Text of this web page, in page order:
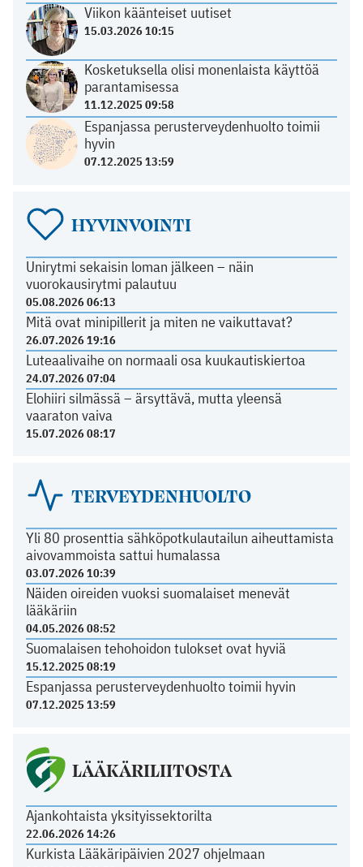
Viikon käänteiset uutiset
15.03.2026 10:15
Kosketuksella olisi monenlaista käyttöä
parantamisessa
11.12.2025 09:58
Espanjassa perusterveydenhuolto toimii
hyvin
07.12.2025 13:59
HYVINVOINTI
Unirytmi sekaisin loman jälkeen – näin
vuorokausirytmi palautuu
05.08.2026 06:13
Mitä ovat minipillerit ja miten ne vaikuttavat?
26.07.2026 19:16
Luteaalivaihe on normaali osa kuukautiskiertoa
24.07.2026 07:04
Elohiiri silmässä – ärsyttävä, mutta yleensä
vaaraton vaiva
15.07.2026 08:17
TERVEYDENHUOLTO
Yli 80 prosenttia sähköpotkulautailun aiheuttamista
aivovammoista sattui humalassa
03.07.2026 10:39
Näiden oireiden vuoksi suomalaiset menevät
lääkäriin
04.05.2026 08:52
Suomalaisen tehohoidon tulokset ovat hyviä
15.12.2025 08:19
Espanjassa perusterveydenhuolto toimii hyvin
07.12.2025 13:59
LÄÄKÄRILIITOSTA
Ajankohtaista yksityissektorilta
22.06.2026 14:26
Kurkista Lääkäripäivien 2027 ohjelmaan